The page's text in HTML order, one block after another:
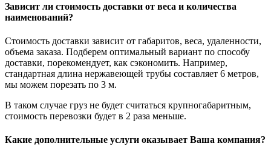
Зависит ли стоимость доставки от веса и количества
наименований?
Стоимость доставки зависит от габаритов, веса, удаленности,
объема заказа. Подберем оптимальный вариант по способу
доставки, порекомендует, как сэкономить. Например,
стандартная длина нержавеющей трубы составляет 6 метров,
мы можем порезать по 3 м.
В таком случае груз не будет считаться крупногабаритным,
стоимость перевозки будет в 2 раза меньше.
Какие дополнительные услуги оказывает Ваша компания?